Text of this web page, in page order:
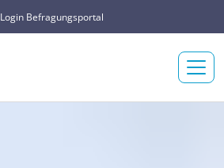
Login Befragungsportal